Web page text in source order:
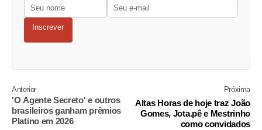
Inscrever
Anterior
'O Agente Secreto' e outros
brasileiros ganham prêmios
Platino em 2026
Próxima
Altas Horas de hoje traz João
Gomes, Jota.pê e Mestrinho
como convidados